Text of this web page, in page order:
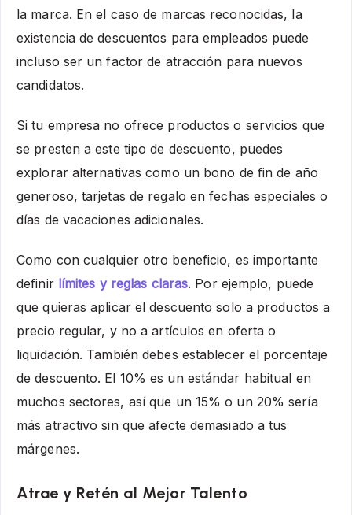
la marca. En el caso de marcas reconocidas, la
existencia de descuentos para empleados puede
incluso ser un factor de atracción para nuevos
candidatos.
Si tu empresa no ofrece productos o servicios que
se presten a este tipo de descuento, puedes
explorar alternativas como un bono de fin de año
generoso, tarjetas de regalo en fechas especiales o
días de vacaciones adicionales.
Como con cualquier otro beneficio, es importante
definir límites y reglas claras. Por ejemplo, puede
que quieras aplicar el descuento solo a productos a
precio regular, y no a artículos en oferta o
liquidación. También debes establecer el porcentaje
de descuento. El 10% es un estándar habitual en
muchos sectores, así que un 15% o un 20% sería
más atractivo sin que afecte demasiado a tus
márgenes.
Atrae y Retén al Mejor Talento